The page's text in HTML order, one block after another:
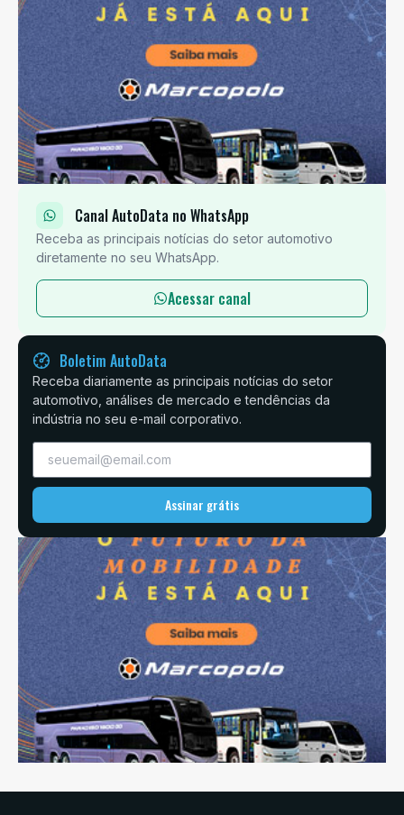
Canal AutoData no WhatsApp
Receba as principais notícias do setor automotivo
diretamente no seu WhatsApp.
Acessar canal
Boletim AutoData
Receba diariamente as principais notícias do setor
automotivo, análises de mercado e tendências da
indústria no seu e-mail corporativo.
Assinar grátis